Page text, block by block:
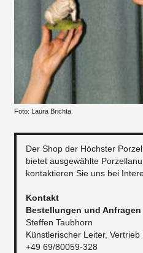
Foto: Laura Brichta
Der Shop der Höchster
bietet ausgewählte
kontaktieren Sie uns bei
Kontakt
​Bestellungen und Anfragen
Steffen Taubhorn
Künstlerischer Leiter,
+49 69/80059-328